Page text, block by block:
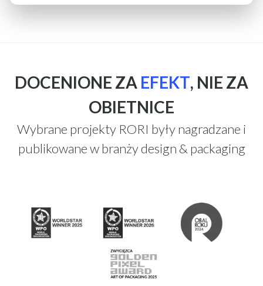
DOCENIONE ZA EFEKT, NIE ZA
OBIETNICE
Wybrane projekty RORI były nagradzane i
publikowane w branży design & packaging